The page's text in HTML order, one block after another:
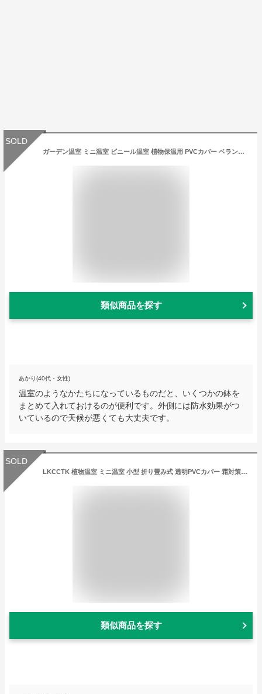
SOLD
ガーデン温室 ミニ温室 ビニール温室 植物保温用 PVCカバー ベランダ ビニールハウス 防雨 防風 折りたたみ 園芸用 組立簡単 防水 小型 家庭菜園 観葉植物 ホーム温室 室外用 防寒
類似商品を探す
あかり(40代・女性)
温室のようなかたちになっているものだと、いくつかの鉢を
まとめて入れておけるのが便利です。外側には防水効果がつ
いているので天候が悪くても大丈夫です。
SOLD
LKCCTK 植物温室 ミニ温室 小型 折り畳み式 透明PVCカバー 霜対策 保温 防寒 防風 防水 防害虫 鳥防止 簡単組み立て 使いやすい 育苗 室内栽培花栽培 観葉植物 庭 菜園 花園 家庭用
類似商品を探す